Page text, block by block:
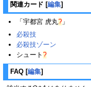
関連カード [編集]
「 宇都宮 虎丸? 」
必殺技
必殺技ゾーン
シュート ?
FAQ [編集]